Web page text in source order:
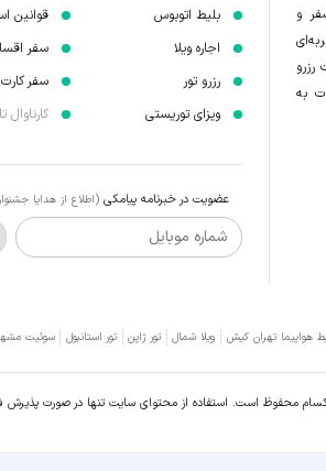
و
رزرو
به
بلیط اتوبوس
اجاره ویلا
رزرو تور
ویزای توریستی
قوانین
سفر
سفر کارت
کارناوال
عضویت در خبرنامه پیامکی (اطلاع از هدایا
شماره موبایل
هواپیما تهران کیش ویلا شمال تور ژاپن تور استانبول سوئیت
محفوظ است. استفاده از محتوای سایت تنها در صورت پذیرش